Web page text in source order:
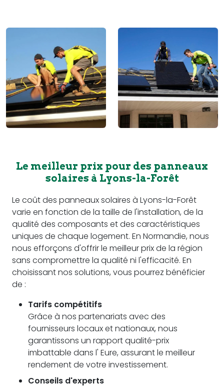
Le meilleur prix pour des panneaux
solaires à Lyons-la-Forêt
Le coût des panneaux solaires à Lyons-la-Forêt
varie en fonction de la taille de l'installation, de la
qualité des composants et des caractéristiques
uniques de chaque logement. En Normandie, nous
nous efforçons d'offrir le meilleur prix de la région
sans compromettre la qualité ni l'efficacité. En
choisissant nos solutions, vous pourrez bénéficier
de :
Tarifs compétitifs
Grâce à nos partenariats avec des
fournisseurs locaux et nationaux, nous
garantissons un rapport qualité-prix
imbattable dans l' Eure, assurant le meilleur
rendement de votre investissement.
Conseils d'experts